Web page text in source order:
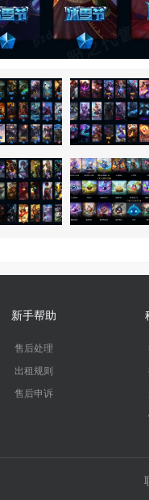
新手帮助
售后处理
出租规则
售后申诉